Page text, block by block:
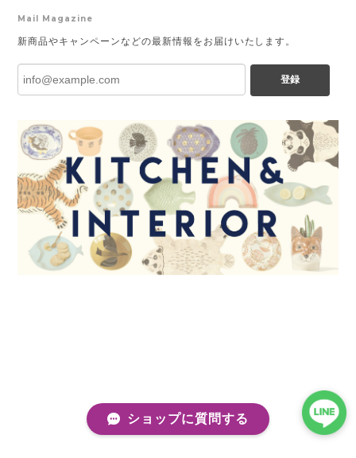
Mail Magazine
新商品やキャンペーンなどの最新情報をお届けいたします。
登録
ショップに質問する